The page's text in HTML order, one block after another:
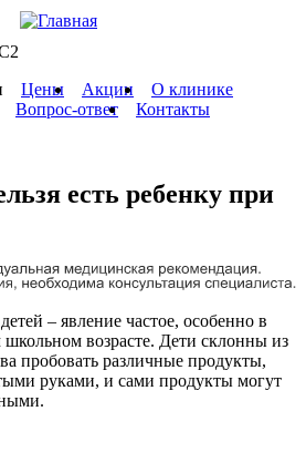
Цены Акции
О клинике
Вопрос-ответ
Контакты
есть ребенку при
– явление частое, особенно в
возрасте. Дети склонны из
пробовать различные продукты,
руками, и сами продукты могут